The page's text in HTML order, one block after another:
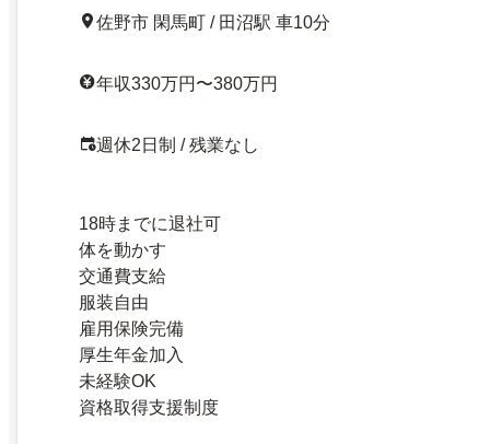
佐野市 閑馬町 / 田沼駅 車10分
年収330万円〜380万円
週休2日制 / 残業なし
18時までに退社可
体を動かす
交通費支給
服装自由
雇用保険完備
厚生年金加入
未経験OK
資格取得支援制度